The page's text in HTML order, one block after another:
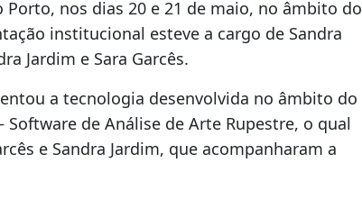
Porto, nos dias 20 e 21 de maio, no âmbito do
institucional esteve a cargo de Sandra
Jardim e Sara Garcês.
a tecnologia desenvolvida no âmbito do
de Análise de Arte Rupestre, o qual
e Sandra Jardim, que acompanharam a